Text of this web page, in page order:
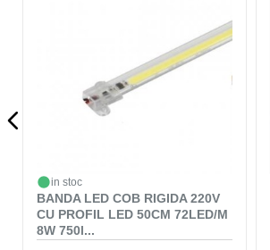
in stoc
BANDA LED COB RIGIDA 220V
CU PROFIL LED 50CM 72LED/M
8W 750l...